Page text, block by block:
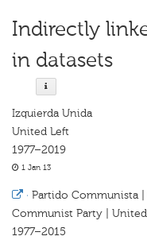
Indirectly
in datasets
Izquierda Unida
United Left
1977–2019
1 Jan 13
· Partido Communista
Communist Party |
1977–2015